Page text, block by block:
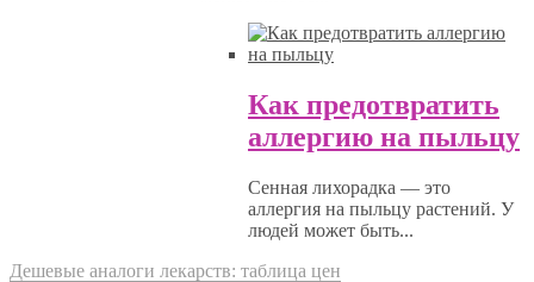
Как предотвратить
аллергию на пыльцу
Сенная лихорадка — это
аллергия на пыльцу растений. У
людей может быть...
Дешевые аналоги лекарств: таблица цен